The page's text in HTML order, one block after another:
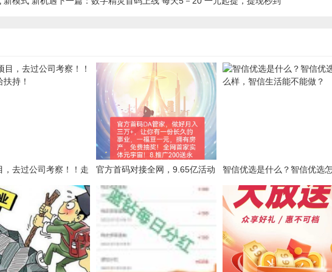
，去过公司考察！！走
！
官方首码对接全网，9.65亿活动
等你参加
智信优选是什么？智信优选
样，智信生活能不能做？